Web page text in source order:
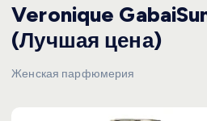
Veronique
(Лучшая цена)
Женская парфюмерия